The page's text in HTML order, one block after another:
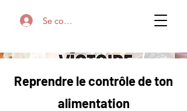
Se connecter
Reprendre le contrôle de ton
alimentation